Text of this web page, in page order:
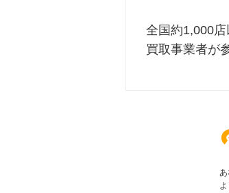
全国約1,000
買取事業者が
あ